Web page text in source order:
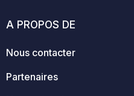
A PROPOS DE
Nous contacter
Partenaires